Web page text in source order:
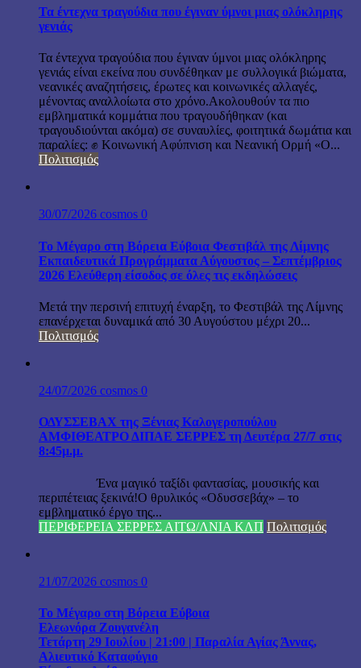
Τα έντεχνα τραγούδια που έγιναν ύμνοι μιας ολόκληρης
γενιάς
Τα έντεχνα τραγούδια που έγιναν ύμνοι μιας ολόκληρης
γενιάς είναι εκείνα που συνδέθηκαν με συλλογικά βιώματα,
νεανικές αναζητήσεις, έρωτες και κοινωνικές αλλαγές,
μένοντας αναλλοίωτα στο χρόνο.Ακολουθούν τα πιο
εμβληματικά κομμάτια που τραγουδήθηκαν (και
τραγουδιούνται ακόμα) σε συναυλίες, φοιτητικά δωμάτια και
παραλίες: ✊ Κοινωνική Αφύπνιση και Νεανική Ορμή «Ο...
Πολιτισμός
30/07/2026 cosmos 0
Το Μέγαρο στη Βόρεια Εύβοια Φεστιβάλ της Λίμνης
Εκπαιδευτικά Προγράμματα Αύγουστος – Σεπτέμβριος
2026 Ελεύθερη είσοδος σε όλες τις εκδηλώσεις
Μετά την περσινή επιτυχή έναρξη, το Φεστιβάλ της Λίμνης
επανέρχεται δυναμικά από 30 Αυγούστου μέχρι 20...
Πολιτισμός
24/07/2026 cosmos 0
ΟΔΥΣΣΕΒΑΧ της Ξένιας Καλογεροπούλου
ΑΜΦΙΘΕΑΤΡΟ ΔΙΠΑΕ ΣΕΡΡΕΣ τη Δευτέρα 27/7 στις
8:45μ.μ.
Ένα μαγικό ταξίδι φαντασίας, μουσικής και
περιπέτειας ξεκινά!Ο θρυλικός «Οδυσσεβάχ» – το
εμβληματικό έργο της...
ΠΕΡΙΦΕΡΕΙΑ ΣΕΡΡΕΣ ΑΙΤΩ/ΛΝΙΑ ΚΛΠ Πολιτισμός
21/07/2026 cosmos 0
Το Μέγαρο στη Βόρεια Εύβοια
Ελεωνόρα Ζουγανέλη
Τετάρτη 29 Ιουλίου | 21:00 | Παραλία Αγίας Άννας,
Αλιευτικό Καταφύγιο